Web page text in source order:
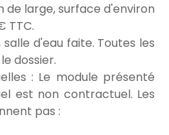
de large, surface d'environ
TTC.
d'eau faite. Toutes les
dossier.
: Le module présenté
est non contractuel. Les
pas :